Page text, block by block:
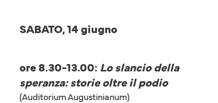
SABATO, 14 giugno
ore 8.30-13.00: Lo slancio della
speranza: storie oltre il podio
(Auditorium Augustinianum)